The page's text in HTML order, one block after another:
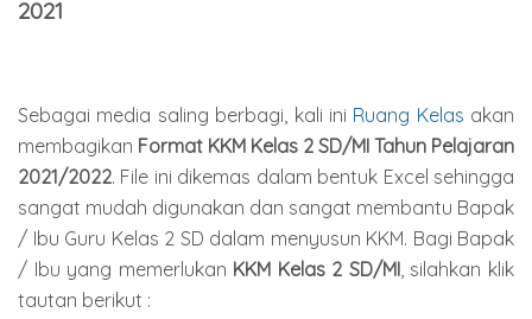
2021
Sebagai media saling berbagi, kali ini Ruang Kelas akan
membagikan Format KKM Kelas 2 SD/MI Tahun Pelajaran
2021/2022. File ini dikemas dalam bentuk Excel sehingga
sangat mudah digunakan dan sangat membantu Bapak
/ Ibu Guru Kelas 2 SD dalam menyusun KKM. Bagi Bapak
/ Ibu yang memerlukan KKM Kelas 2 SD/MI, silahkan klik
tautan berikut :